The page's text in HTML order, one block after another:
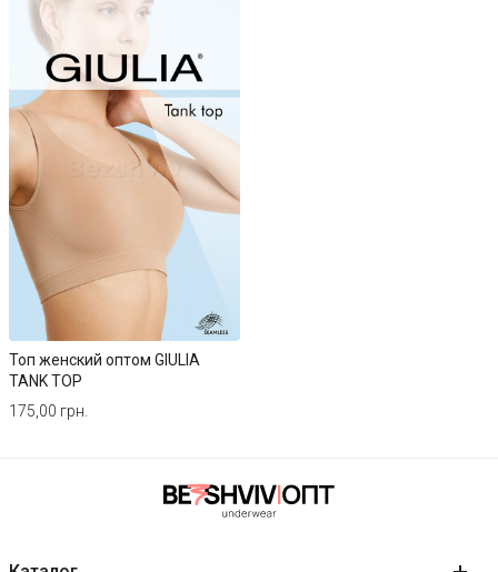
Топ женский оптом GIULIA
TANK TOP
175,00 грн.